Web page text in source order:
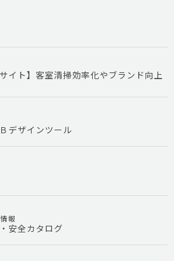
サイト】客室清掃効率化やブランド向上
デザインツール
報
安全カタログ